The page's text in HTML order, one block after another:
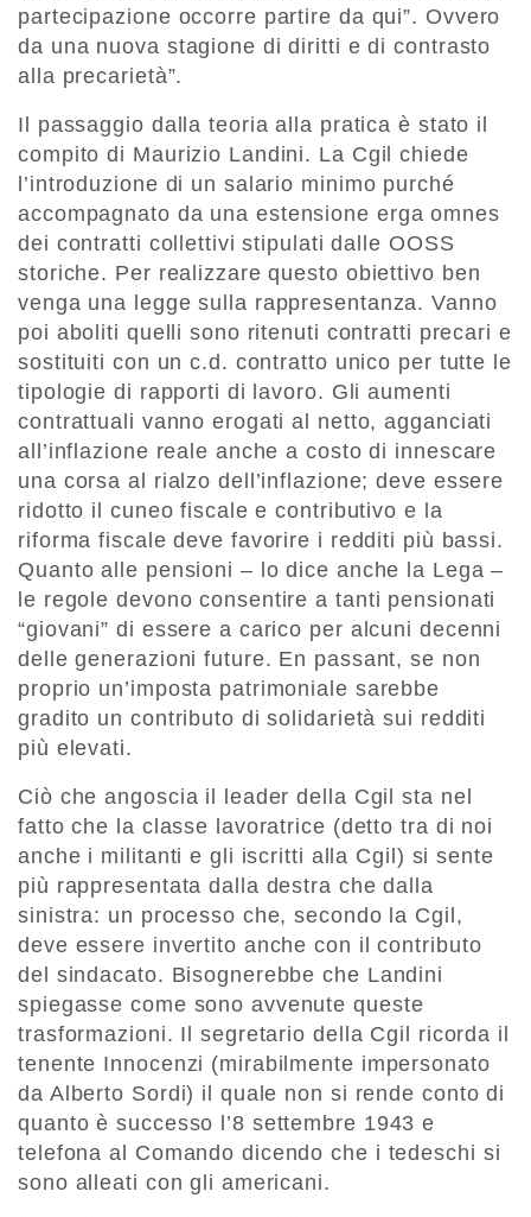
partecipazione occorre partire da qui”. Ovvero
da una nuova stagione di diritti e di contrasto
alla precarietà”.
Il passaggio dalla teoria alla pratica è stato il
compito di Maurizio Landini. La Cgil chiede
l’introduzione di un salario minimo purché
accompagnato da una estensione erga omnes
dei contratti collettivi stipulati dalle OOSS
storiche. Per realizzare questo obiettivo ben
venga una legge sulla rappresentanza. Vanno
poi aboliti quelli sono ritenuti contratti precari e
sostituiti con un c.d. contratto unico per tutte le
tipologie di rapporti di lavoro. Gli aumenti
contrattuali vanno erogati al netto, agganciati
all’inflazione reale anche a costo di innescare
una corsa al rialzo dell’inflazione; deve essere
ridotto il cuneo fiscale e contributivo e la
riforma fiscale deve favorire i redditi più bassi.
Quanto alle pensioni – lo dice anche la Lega –
le regole devono consentire a tanti pensionati
“giovani” di essere a carico per alcuni decenni
delle generazioni future. En passant, se non
proprio un’imposta patrimoniale sarebbe
gradito un contributo di solidarietà sui redditi
più elevati.
Ciò che angoscia il leader della Cgil sta nel
fatto che la classe lavoratrice (detto tra di noi
anche i militanti e gli iscritti alla Cgil) si sente
più rappresentata dalla destra che dalla
sinistra: un processo che, secondo la Cgil,
deve essere invertito anche con il contributo
del sindacato. Bisognerebbe che Landini
spiegasse come sono avvenute queste
trasformazioni. Il segretario della Cgil ricorda il
tenente Innocenzi (mirabilmente impersonato
da Alberto Sordi) il quale non si rende conto di
quanto è successo l’8 settembre 1943 e
telefona al Comando dicendo che i tedeschi si
sono alleati con gli americani.